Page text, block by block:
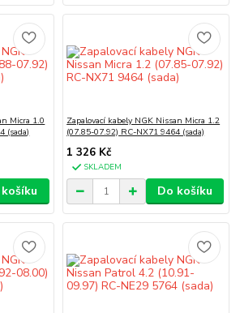
Micra 1.0
(sada)
Zapalovací kabely NGK Nissan Micra 1.2
(07.85-07.92) RC-NX71 9464 (sada)
1 326 Kč
SKLADEM
Do košíku